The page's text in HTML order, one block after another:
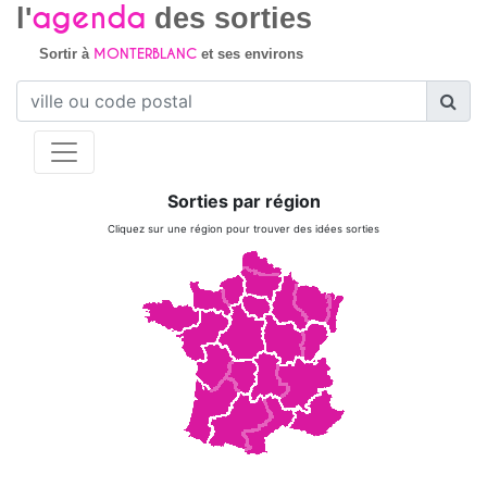
l'agenda des sorties
Sortir à MONTERBLANCet ses environs
Sorties par région
Cliquez sur une région pour trouver des idées sorties